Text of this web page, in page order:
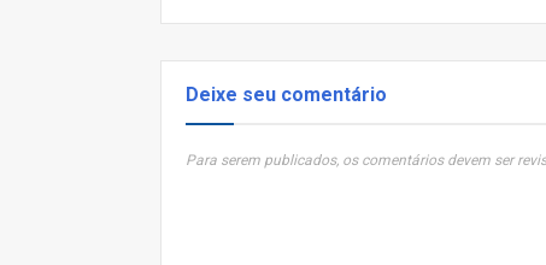
Deixe seu comentário
Para serem publicados, os comentários devem ser